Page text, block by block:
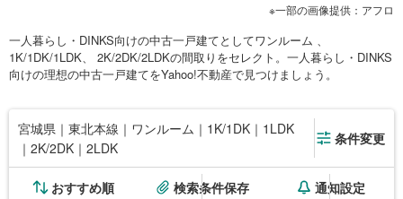
一部の画像提供：アフロ
一人暮らし・DINKS向けの中古一戸建てとしてワンルーム 、
1K/1DK/1LDK、 2K/2DK/2LDKの間取りをセレクト。一人暮らし・DINKS
向けの理想の中古一戸建てをYahoo!不動産で見つけましょう。
宮城県｜東北本線｜ワンルーム｜1K/1DK｜1LDK
｜2K/2DK｜2LDK
条件変更
おすすめ順 検索条件保存 通知設定